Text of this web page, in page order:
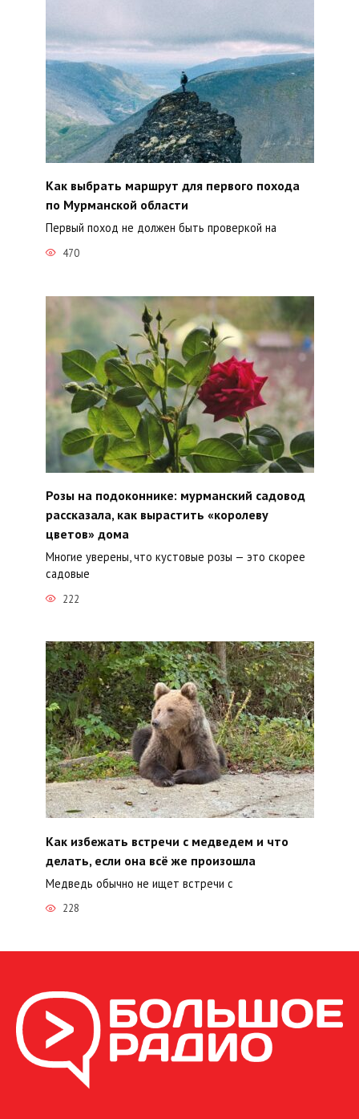
Как выбрать маршрут для первого похода
по Мурманской области
Первый поход не должен быть проверкой на
470
Розы на подоконнике: мурманский садовод
рассказала, как вырастить «королеву
цветов» дома
Многие уверены, что кустовые розы — это скорее
садовые
222
Как избежать встречи с медведем и что
делать, если она всё же произошла
Медведь обычно не ищет встречи с
228